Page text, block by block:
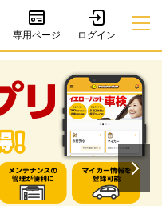
専用ページ